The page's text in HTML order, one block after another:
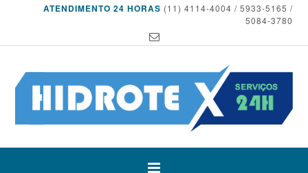
ATENDIMENTO 24 HORAS (11) 4114-4004 / 5933-5165 /
5084-3780